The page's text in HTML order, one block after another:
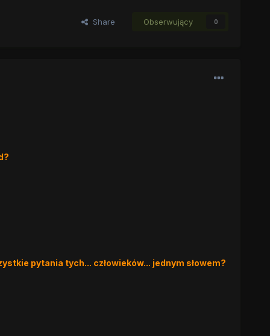
Share Obserwujący 0
pytania tych... człowieków... jednym słowem?